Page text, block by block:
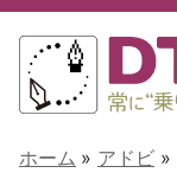
ホーム » アドビ »